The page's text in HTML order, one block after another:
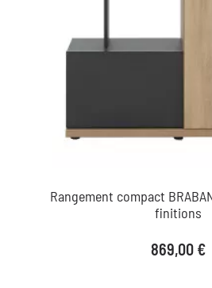
Rangement compact
finitions
Prix
869,00 €